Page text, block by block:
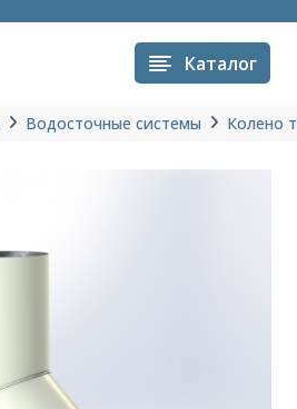
Каталог
Водосточные системы Колено